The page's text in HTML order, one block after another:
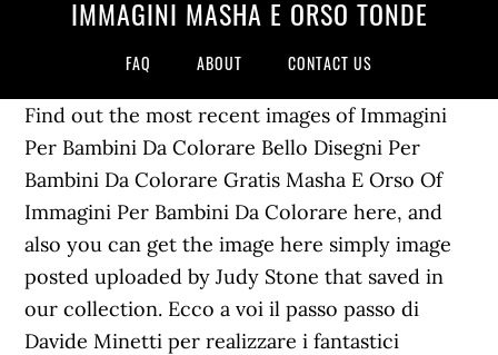
IMMAGINI MASHA E ORSO TONDE
FAQ ABOUT CONTACT US
Find out the most recent images of Immagini
Per Bambini Da Colorare Bello Disegni Per
Bambini Da Colorare Gratis Masha E Orso Of
Immagini Per Bambini Da Colorare here, and
also you can get the image here simply image
posted uploaded by Judy Stone that saved in
our collection. Ecco a voi il passo passo di
Davide Minetti per realizzare i fantastici